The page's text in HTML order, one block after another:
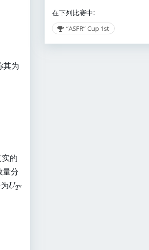
其为
的
量分
U
UT ′
在下列比赛中:
“ASFR” Cup 1st